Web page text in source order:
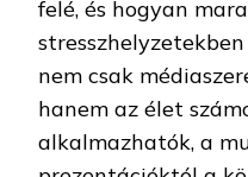
felé, és hogyan
stresszhelyzetekben
nem csak
hanem az élet
alkalmazhatók, a